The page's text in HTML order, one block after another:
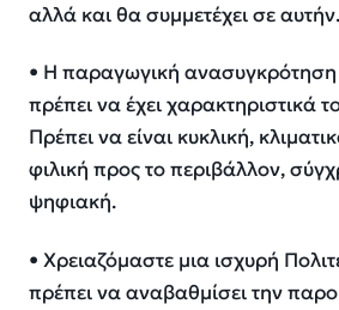
αλλά και θα συμμετέχει σε αυτήν.
• Η παραγωγική
πρέπει να έχει χαρακτηριστικά
Πρέπει να είναι κυκλική,
φιλική προς το περιβάλλον,
ψηφιακή.
• Χρειαζόμαστε μια ισχυρή
πρέπει να αναβαθμίσει την